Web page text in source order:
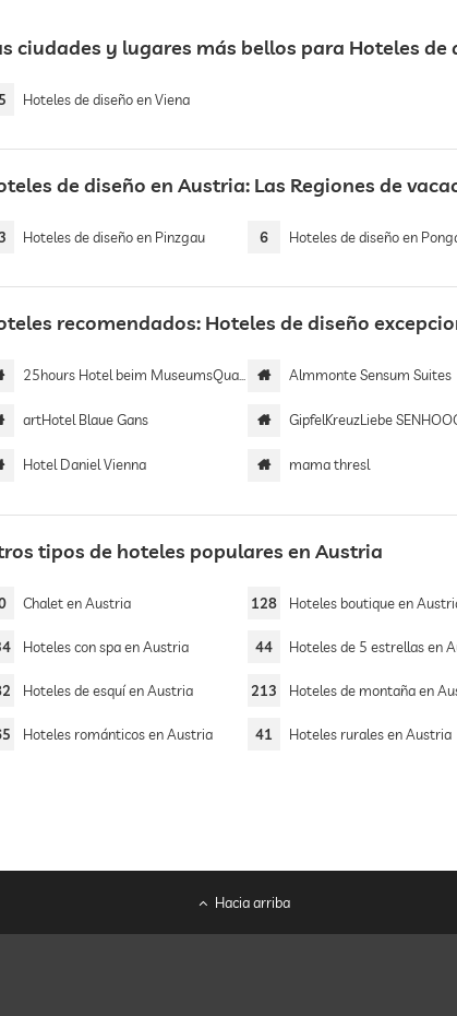
ciudades y lugares más bellos para Hoteles de
Hoteles de diseño en Viena
de diseño en Austria: Las Regiones de
Hoteles de diseño en Pinzgau 6 Hoteles de diseño en
recomendados: Hoteles de diseño
25hours Hotel beim MuseumsQuartier Almmonte Sensum Suites
artHotel Blaue Gans GipfelKreuzLiebe SENHOOG Luxury
Hotel Daniel Vienna mama thresl
tipos de hoteles populares en Austria
Chalet en Austria 128 Hoteles boutique en
Hoteles con spa en Austria 44 Hoteles de 5 estrellas en
Hoteles de esquí en Austria 213 Hoteles de montaña en
Hoteles románticos en Austria 41 Hoteles rurales en Austria
Hacia arriba